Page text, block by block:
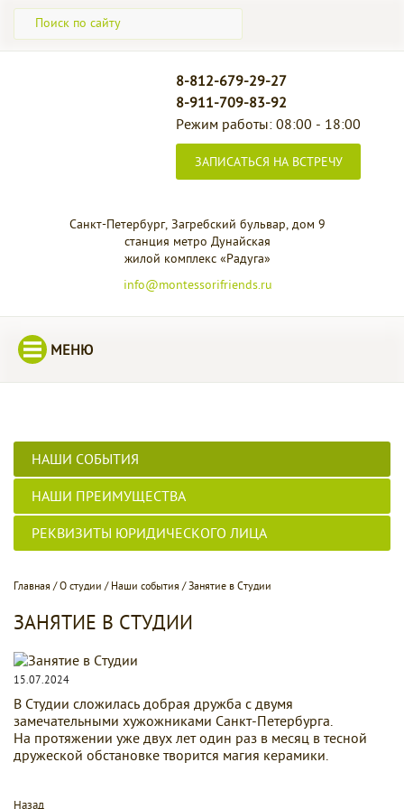
Санкт-Петербург, Загребский бульвар, дом 9
станция метро Дунайская
жилой комплекс «Радуга»
info@montessorifriends.ru
8-812-679-29-27
8-911-709-83-92
Режим работы: 08:00 - 18:00
ЗАПИСАТЬСЯ НА ВСТРЕЧУ
МЕНЮ
Главная / О студии / Наши события / Занятие в Студии
ЗАНЯТИЕ В СТУДИИ
15.07.2024
В Студии сложилась добрая дружба с двумя
замечательными хужожниками Санкт-Петербурга.
На протяжении уже двух лет один раз в месяц в тесной
дружеской обстановке творится магия керамики.
Назад
НАШИ СОБЫТИЯ
НАШИ ПРЕИМУЩЕСТВА
РЕКВИЗИТЫ ЮРИДИЧЕСКОГО ЛИЦА